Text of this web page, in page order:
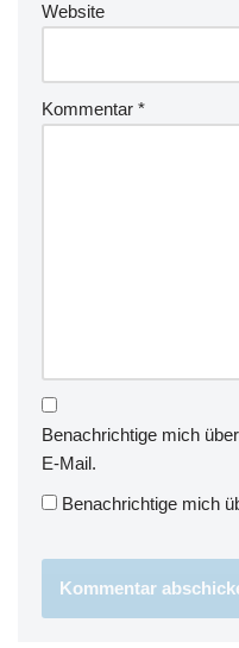
Website
Kommentar *
Benachrichtige mich
E-Mail.
Benachrichtige mich